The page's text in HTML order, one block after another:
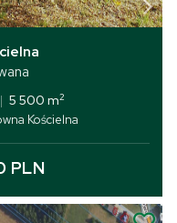
| 5 500 m2
Kościelna
PLN